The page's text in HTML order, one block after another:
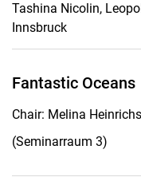
Tashina Nicolin,
Innsbruck
Fantastic Oceans
Chair: Melina Heinrichs
(Seminarraum 3)